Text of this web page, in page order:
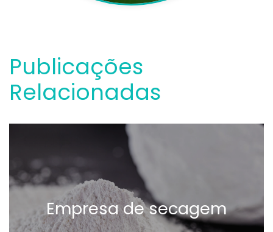
Publicações
Relacionadas
Empresa de secagem